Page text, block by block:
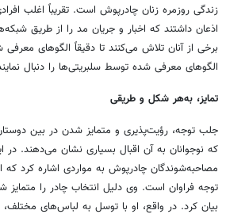
زندگی روزمره زنان چادرپوش است. تقریباً اغلب
اذعان داشتند که اخبار و جریان مد را از طریق
برخی از آنان تلاش می‌کنند تا دقیقاً الگوهای
الگوهای معرفی شده توسط سلبریتی‌ها را دنبال
تمایز، به‌هر شکل و طریقی
جلب توجه، رؤیت‌پذیری و متمایز شدن در بین
که نوجوانان به آن اقبال بسیاری نشان می‌دهند. در
مصاحبه‌شوندگان چادرپوش به مواردی اشاره کرد که
توجه فراوان است. وی دلیل انتخاب چادر را
بیان کرد. در واقع، او با توسل به لباس‌های مختلف،